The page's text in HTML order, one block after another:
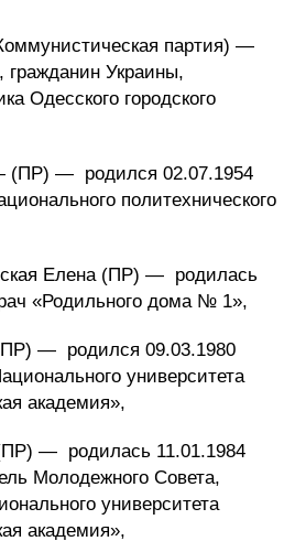
партия) —
гражданин Украины,
Одесского городского
(ПР) — родился 02.07.1954
политехнического
Елена (ПР) — родилась
«Родильного дома № 1»,
(ПР) — родился 09.03.1980
университета
академия»,
(ПР) — родилась 11.01.1984
Молодежного Совета,
университета
академия»,